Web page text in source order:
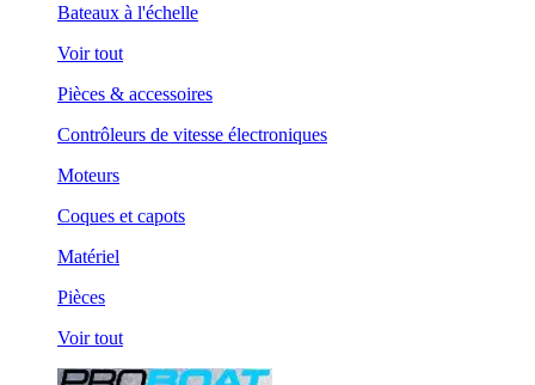
Bateaux à l'échelle
Voir tout
Pièces & accessoires
Contrôleurs de vitesse électroniques
Moteurs
Coques et capots
Matériel
Pièces
Voir tout